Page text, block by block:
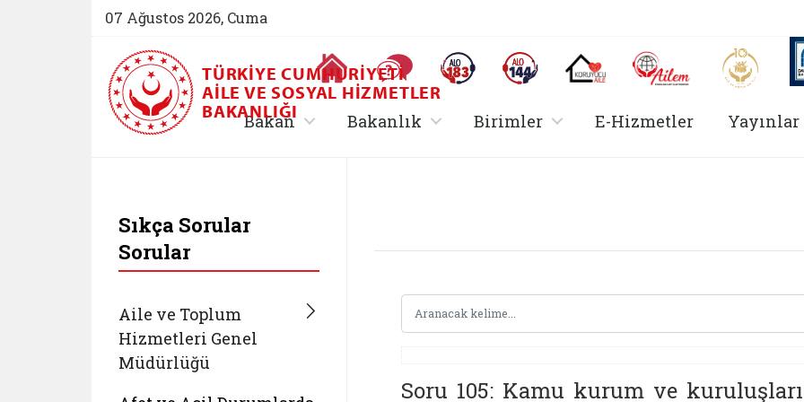
07 Ağustos 2026, Cuma
Ana Sayfa Sıkça Sorulan SorularAlo 183 (yeni sekmede açılır)Alo 144 (yeni sekmede açılır)Koruyucu Aile (yeni sekmede açılır)
AİLEM İletişim Aile ve
TÜRKIYE CUMHURIYETI
AILE VE SOSYAL HIZMETLER
BAKANLIĞI
Bakan, alt menü içerir
Bakanlık , alt menü içerir
Birimler, alt menü içerir
E-Hizmetler Yayınlar
Sıkça Sorular
Sorular
Aile ve Toplum
Hizmetleri Genel
Müdürlüğü
Soru 105: Kamu kurum ve